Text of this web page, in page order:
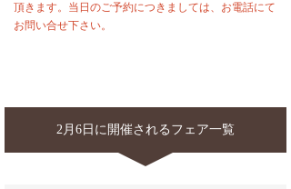
頂きます。当日のご予約につきましては、お電話にて
お問い合せ下さい。
2月6日に開催されるフェア一覧